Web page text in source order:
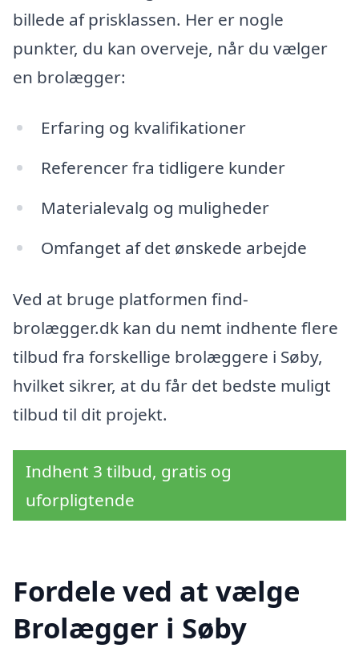
billede af prisklassen. Her er nogle
punkter, du kan overveje, når du vælger
en brolægger:
Erfaring og kvalifikationer
Referencer fra tidligere kunder
Materialevalg og muligheder
Omfanget af det ønskede arbejde
Ved at bruge platformen find-
brolægger.dk kan du nemt indhente flere
tilbud fra forskellige brolæggere i Søby,
hvilket sikrer, at du får det bedste muligt
tilbud til dit projekt.
Indhent 3 tilbud, gratis og
uforpligtende
Fordele ved at vælge
Brolægger i Søby